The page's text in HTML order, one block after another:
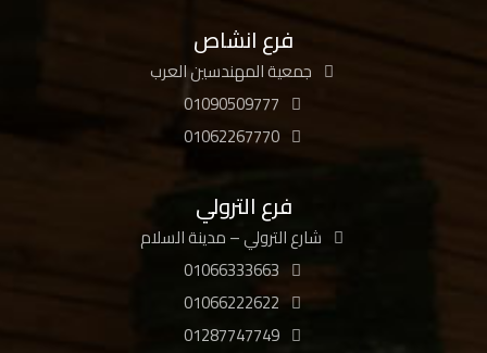
فرع انشاص
جمعية المهندسين العرب
01090509777
01062267770
فرع الترولي
شارع الترولي – مدينة السلام
01066333663
01066222622
01287747749